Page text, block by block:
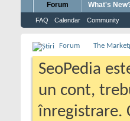
Forum
FAQ Calendar Community
What's
Forum The
SeoPedia
un cont,
înregistrare.